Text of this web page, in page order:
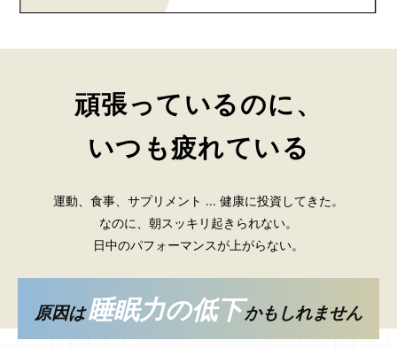
頑張っているのに、
いつも疲れている
運動、食事、サプリメント ... 健康に投資してきた。
なのに、朝スッキリ起きられない。
日中のパフォーマンスが上がらない。
原因は睡眠力の低下かもしれません